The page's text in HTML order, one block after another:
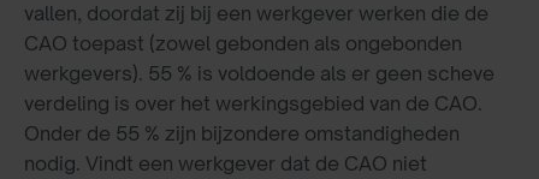
vallen, doordat zij bij een werkgever werken die de
CAO toepast (zowel gebonden als ongebonden
werkgevers). 55 % is voldoende als er geen scheve
verdeling is over het werkingsgebied van de CAO.
Onder de 55 % zijn bijzondere omstandigheden
nodig. Vindt een werkgever dat de CAO niet